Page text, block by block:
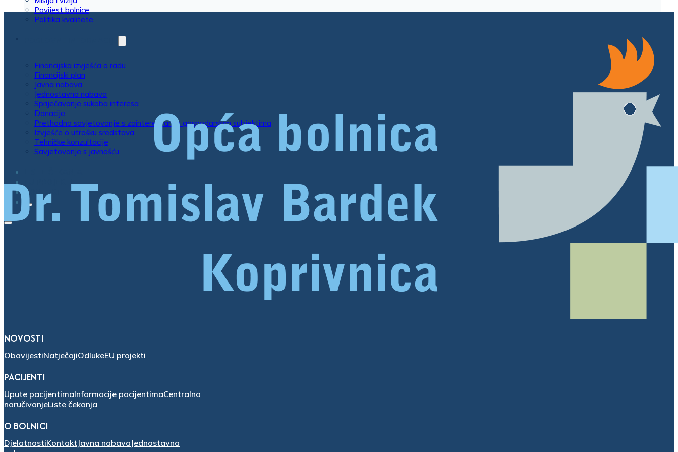
Povijest bolnice
Politika kvalitete
Financijska izvješća o radu
Financijski plan
Javna nabava
Jednostavna nabava
Spriječavanje sukoba interesa
Donacije
Prethodno savjetovanje s zainteresiranim gospodarskim subjektima
Izvješće o utrošku sredstava
Tehničke konzultacije
Savjetovanje s javnošću
EU PROJEKTI
KONTAKT
NOVOSTI
ObavijestiNatječajiOdlukeEU projekti
PACIJENTI
Upute pacijentimaInformacije pacijentimaCentralno
naručivanjeListe čekanja
O BOLNICI
DjelatnostiKontakt Javna nabava Jednostavna